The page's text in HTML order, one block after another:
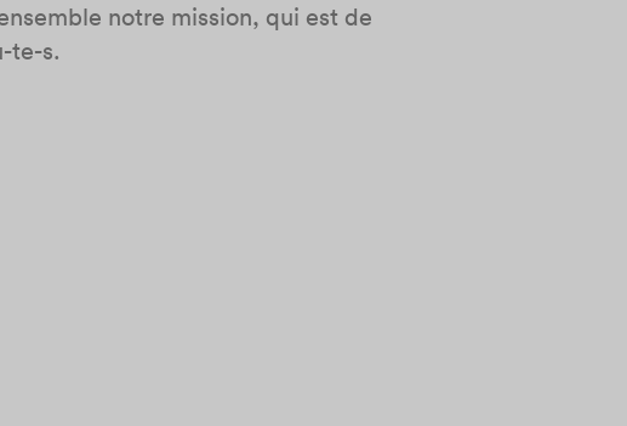
notre mission, qui est de
te-s.